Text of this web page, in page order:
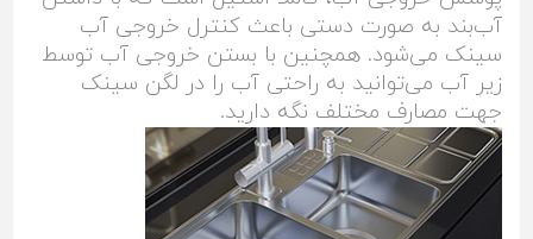
آب‌بند به صورت دستی باعث کنترل خروجی آب
سینک می‌شود. همچنین با بستن خروجی آب توسط
زیر آب می‌توانید به راحتی آب را در لگن سینک
جهت مصارف مختلف نگه ‌دارید.